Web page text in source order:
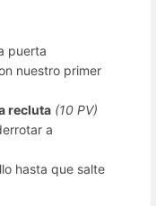
puerta
nuestro primer
recluta (10 PV)
a
hasta que salte